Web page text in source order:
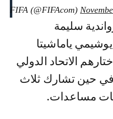
سليمة
يوشيمي ياماشيتا
حكما اختارهم الاتحاد الدولي
في حين تشارك ثلاث
مساعدات.